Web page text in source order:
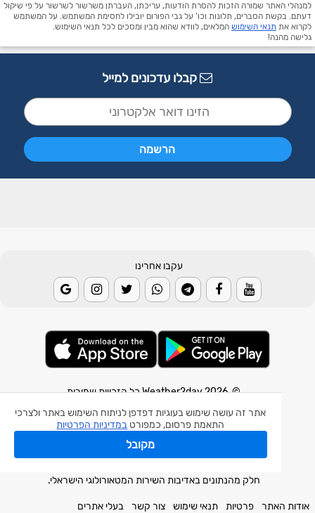
אתר זה עושה שימוש בעוגיות דפדפן לניתוח השימוש באתר ולצרכי
התאמת פרסום, כמפורט במדיניות הפרטיות
מקובל
למנהלי האתר שמורה הזכות להסרת הודעות, עריכתן, העברתן משרשור לשרשור על פי שיקול
דעתם. בקשת הסברים, תלונות וכו' על גבי הפורום יובילו לחסימת המשתמש. על המשתמש
לקרוא את תנאי השימוש המלאים, לוודא שהוא מבין ומסכים לכל תנאי השימוש.
גלישה מהנה!
קבלו עדכונים למייל
עקבו אחרינו
© 2026 Weather2day כל הזכויות שמורות
אפליקצית מזג אוויר
אפליקצית מכ"ם גשם
חלק מהנתונים באדיבות השירות המטאורולוגי הישראלי.
אודות האתר פרטיות תנאי שימוש צור קשר בעלי אתרים